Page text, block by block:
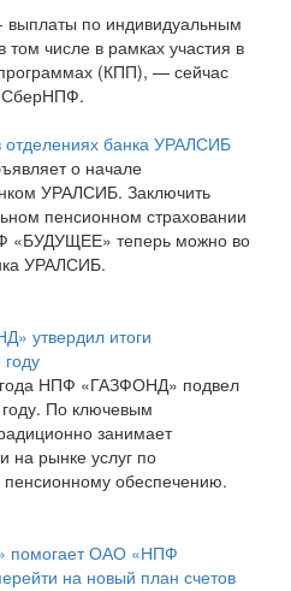
выплаты по индивидуальным
числе в рамках участия в
(КПП), — сейчас
СберНПФ.
банка УРАЛСИБ
о начале
УРАЛСИБ. Заключить
пенсионном страховании
«БУДУЩЕЕ» теперь можно во
УРАЛСИБ.
утвердил итоги
НПФ «ГАЗФОНД» подвел
По ключевым
занимает
на рынке услуг по
пенсионному обеспечению.
помогает ОАО «НПФ
на новый план счетов